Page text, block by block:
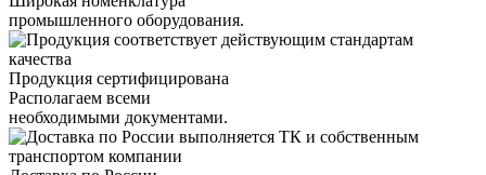
промышленного оборудования.
Продукция сертифицирована
Располагаем всеми
необходимыми документами.